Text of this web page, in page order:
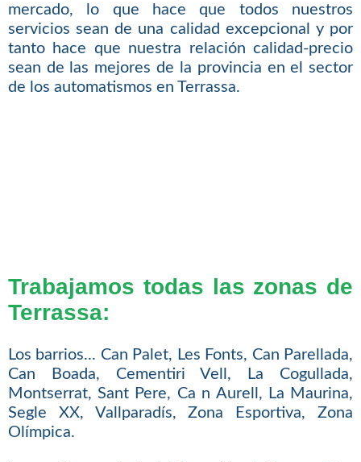
mercado, lo que hace que todos nuestros
servicios sean de una calidad excepcional y por
tanto hace que nuestra relación calidad-precio
sean de las mejores de la provincia en el sector
de los automatismos en Terrassa.
Trabajamos todas las zonas de
Terrassa:
Los barrios... Can Palet, Les Fonts, Can Parellada,
Can Boada, Cementiri Vell, La Cogullada,
Montserrat, Sant Pere, Ca n Aurell, La Maurina,
Segle XX, Vallparadís, Zona Esportiva, Zona
Olímpica.